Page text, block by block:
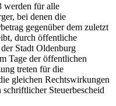
werden für alle
bei denen die
gegenüber dem zuletzt
durch öffentliche
Stadt Oldenburg
Tage der öffentlichen
treten für die
gleichen Rechtswirkungen
Steuerbescheid